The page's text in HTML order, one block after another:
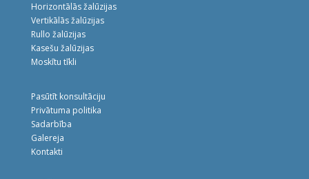
Horizontālās žalūzijas
Vertikālās žalūzijas
Rullo žalūzijas
Kasešu žalūzijas
Moskītu tīkli
Pasūtīt konsultāciju
Privātuma politika
Sadarbība
Galereja
Kontakti